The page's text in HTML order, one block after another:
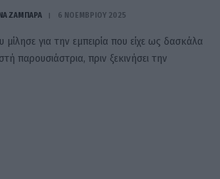
ΖΑΜΠΑΡΑ 6 ΝΟΕΜΒΡΊΟΥ 2025
για την εμπειρία που είχε ως δασκάλα
παρουσιάστρια, πριν ξεκινήσει την